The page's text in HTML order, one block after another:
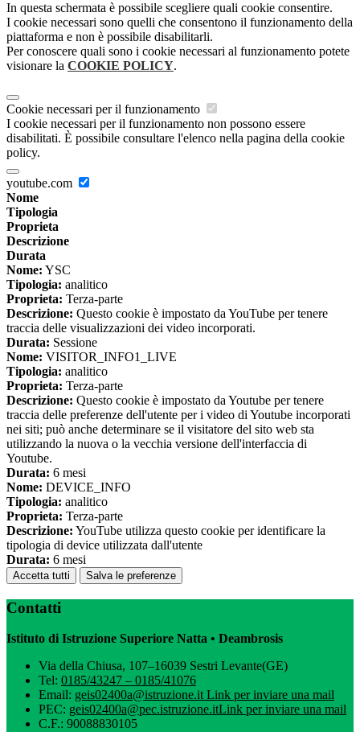
In questa schermata è possibile scegliere quali cookie consentire.
I cookie necessari sono quelli che consentono il funzionamento della
piattaforma e non è possibile disabilitarli.
Per conoscere quali sono i cookie necessari al funzionamento potete
visionare la COOKIE POLICY.
Cookie necessari per il funzionamento
I cookie necessari per il funzionamento non possono essere
disabilitati. È possibile consultare l'elenco nella pagina della cookie
policy.
youtube.com
Nome
Tipologia
Proprieta
Descrizione
Durata
Nome: YSC
Tipologia: analitico
Proprieta: Terza-parte
Descrizione: Questo cookie è impostato da YouTube per tenere
traccia delle visualizzazioni dei video incorporati.
Durata: Sessione
Nome: VISITOR_INFO1_LIVE
Tipologia: analitico
Proprieta: Terza-parte
Descrizione: Questo cookie è impostato da Youtube per tenere
traccia delle preferenze dell'utente per i video di Youtube incorporati
nei siti; può anche determinare se il visitatore del sito web sta
utilizzando la nuova o la vecchia versione dell'interfaccia di
Youtube.
Durata: 6 mesi
Nome: DEVICE_INFO
Tipologia: analitico
Proprieta: Terza-parte
Descrizione: YouTube utilizza questo cookie per identificare la
tipologia di device utilizzata dall'utente
Durata: 6 mesi
Accetta tutti Salva le preferenze
Contatti
Istituto di Istruzione Superiore Natta • Deambrosis
Via della Chiusa, 107–16039 Sestri Levante(GE)
Tel: 0185/43247 – 0185/41076
Email: geis02400a@istruzione.itLink per inviare una mail
PEC: geis02400a@pec.istruzione.itLink per inviare una mail
C.F.: 90088830105